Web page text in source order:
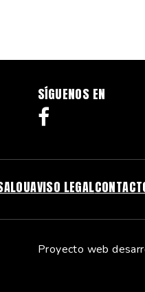
SÍGUENOS EN
AVISO LEGAL
Proyecto web